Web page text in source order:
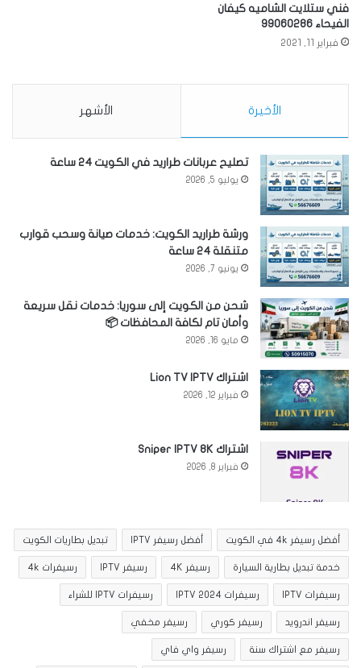
فني ستلايت الشاميه كيفان
الفيحاء 99060286
فبراير 11, 2021
الأخيرة الأشهر
تصليح عربانات طراريد في الكويت 24 ساعة
يوليو 5, 2026
ورشة طراريد الكويت: خدمات صيانة وسحب قوارب
متنقلة 24 ساعة
يونيو 7, 2026
شحن من الكويت إلى سوريا: خدمات نقل سريعة
وأمان تام لكافة المحافظات 📦
مايو 16, 2026
اشتراك Lion TV IPTV
فبراير 12, 2026
اشتراك Sniper IPTV 8K
فبراير 8, 2026
أفضل رسيفر 4k في الكويت أفضل رسيفر IPTV تبديل بطاريات الكويت
خدمة تبديل بطارية السيارة رسيفر 4K رسيفر IPTV رسيفرات 4k
رسيفرات IPTV رسيفرات IPTV 2024 رسيفرات IPTV للشراء
رسيفر اندرويد رسيفر كوري رسيفر مخفي
رسيفر مع اشتراك سنة رسيفر واي فاي